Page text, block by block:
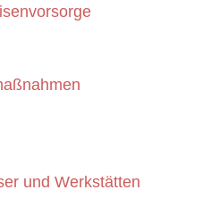
und Werkstätten